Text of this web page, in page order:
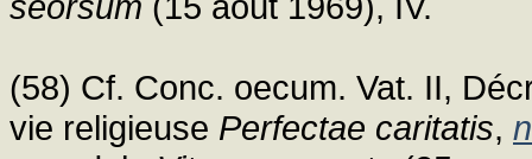
(58) Cf. Conc. oecum. Vat. II,
vie religieuse Perfectae caritatis,